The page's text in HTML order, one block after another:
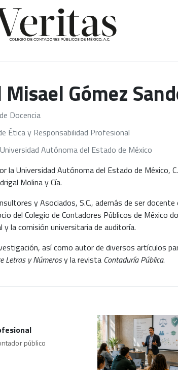
Misael Gómez
Docencia
Ética y Responsabilidad Profesional
Autónoma del Estado de México
la Universidad Autónoma del Estado de México,
Molina y Cía.
y Asociados, S.C., además de ser
del Colegio de Contadores Públicos de México
y la comisión universitaria de auditoría.
así como autor de diversos artículos
Letras y Númerosy la revista Contaduría Pública.
público